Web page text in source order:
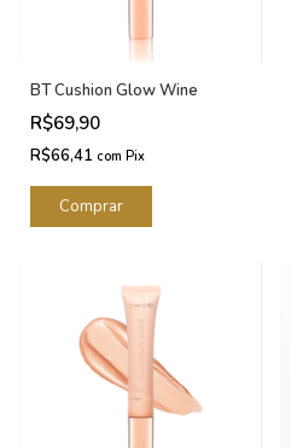
BT Cushion Glow Wine
R$69,90
R$66,41 com Pix